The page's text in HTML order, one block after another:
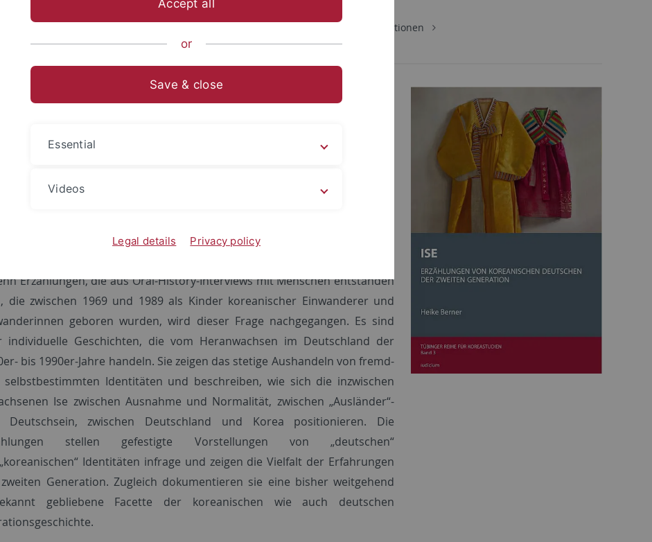
Publikationen
zweiten Generation"
2018, Iudicium.
verortet sich die zweite Generation koreanischstämmiger Menschen („Ise“)
Erzählungen, die aus Oral-History-Interviews mit Menschen entstanden
die zwischen 1969 und 1989 als Kinder koreanischer Einwanderer und
geboren wurden, wird dieser Frage nachgegangen. Es sind
individuelle Geschichten, die vom Heranwachsen im Deutschland der
bis 1990er-Jahre handeln. Sie zeigen das stetige Aushandeln von fremd-
selbstbestimmten Identitäten und beschreiben, wie sich die inzwischen
Ise zwischen Ausnahme und Normalität, zwischen „Ausländer“-
Deutschsein, zwischen Deutschland und Korea positionieren. Die
stellen gefestigte Vorstellungen von „deutschen“
Identitäten infrage und zeigen die Vielfalt der Erfahrungen
Generation. Zugleich dokumentieren sie eine bisher weitgehend
gebliebene Facette der koreanischen wie auch deutschen
Accept all
or
Save & close
Essential
Videos
Legal details Privacy policy